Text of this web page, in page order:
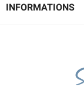
INFORMATIONS